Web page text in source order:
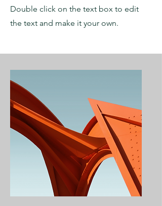
Double click on the text box to edit
the text and make it your own.